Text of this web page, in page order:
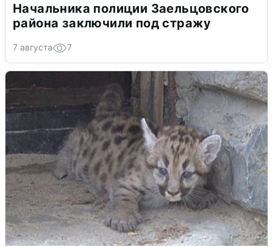
Начальника полиции Заельцовского
района заключили под стражу
7 августа 7